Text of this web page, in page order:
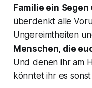
Familie ein
überdenkt alle
Ungereimtheiten
Menschen, die
Und denen ihr am
könntet ihr es